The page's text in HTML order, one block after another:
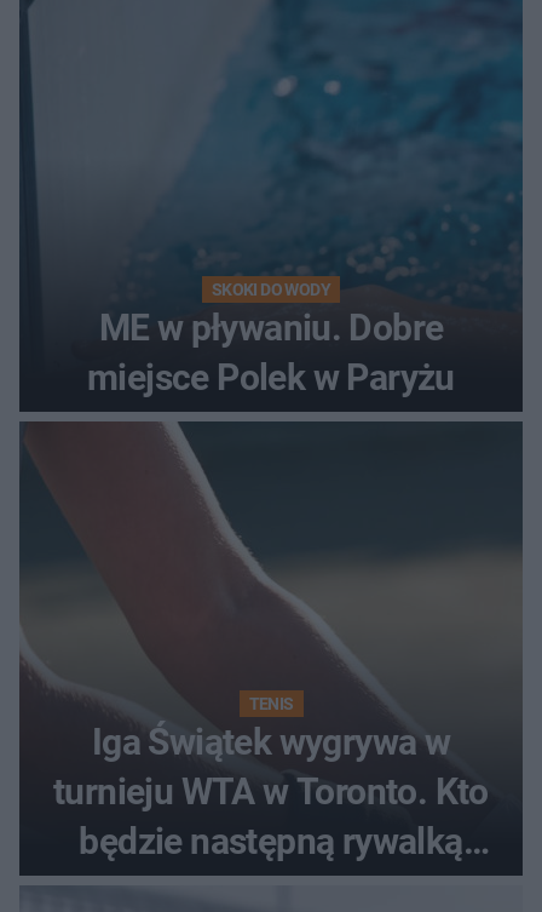
SKOKI DO WODY
ME w pływaniu. Dobre
miejsce Polek w Paryżu
TENIS
Iga Świątek wygrywa w
turnieju WTA w Toronto. Kto
będzie następną rywalką